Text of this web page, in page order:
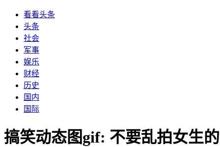
看看头条
头条
社会
军事
娱乐
财经
历史
国内
国际
搞笑动态图gif: 不要乱拍女生